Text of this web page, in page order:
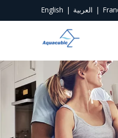
English | العربية |